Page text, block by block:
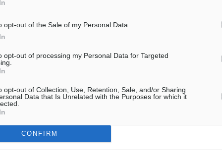
opt-out of the Sale of my Personal Data.
opt-out of processing my Personal Data for Targeted
opt-out of Collection, Use, Retention, Sale, and/or Sharing
Data that Is Unrelated with the Purposes for which it
CONFIRM
τον νέο κορονοϊό
υποχρεωτικός για
οι μαθητές που δεν
12 ετών και άνω)
εξαμήνου),